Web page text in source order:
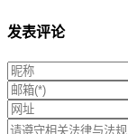
发表评论